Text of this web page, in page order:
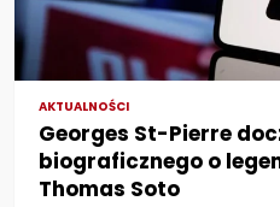
AKTUALNOŚCI
Georges St-Pierre
biograficznego o
Thomas Soto